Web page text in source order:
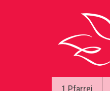
1 Pfarrei